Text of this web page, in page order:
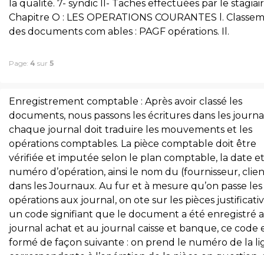
la qualité. 7- syndic ll- Taches effectuées par le
Chapitre O : LES OPERATIONS COURANTES l.
des documents com ables : PAGF opérations. Il.
Page: 4 sur 5
Enregistrement comptable : Après avoir classé les
documents, nous passons les écritures dans les
chaque journal doit traduire les mouvements et les
opérations comptables. La pièce comptable doit être
vérifiée et imputée selon le plan comptable, la date
numéro d’opération, ainsi le nom du (fournisseur,
dans les Journaux. Au fur et à mesure qu’on passe les
opérations aux journal, on ote sur les pièces
un code signifiant que le document a été enregistré
journal achat et au journal caisse et banque, ce code
formé de façon suivante : on prend le numéro de la